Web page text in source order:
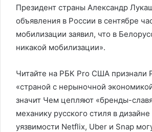
Президент страны Александр
объявления в России в сентябре
мобилизации заявил, что в
никакой мобилизации».
Читайте на РБК Pro США признали
«страной с нерыночной
значит Чем цепляют «бренды-
механику русского стиля в
уязвимости Netflix, Uber и Snap